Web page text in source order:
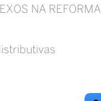
NA REFORMA